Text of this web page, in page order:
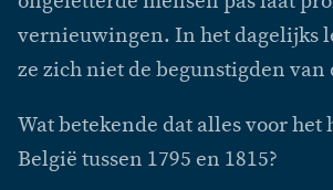
vernieuwingen. In het dagelijks
ze zich niet de begunstigden van
Wat betekende dat alles voor het
België tussen 1795 en 1815?